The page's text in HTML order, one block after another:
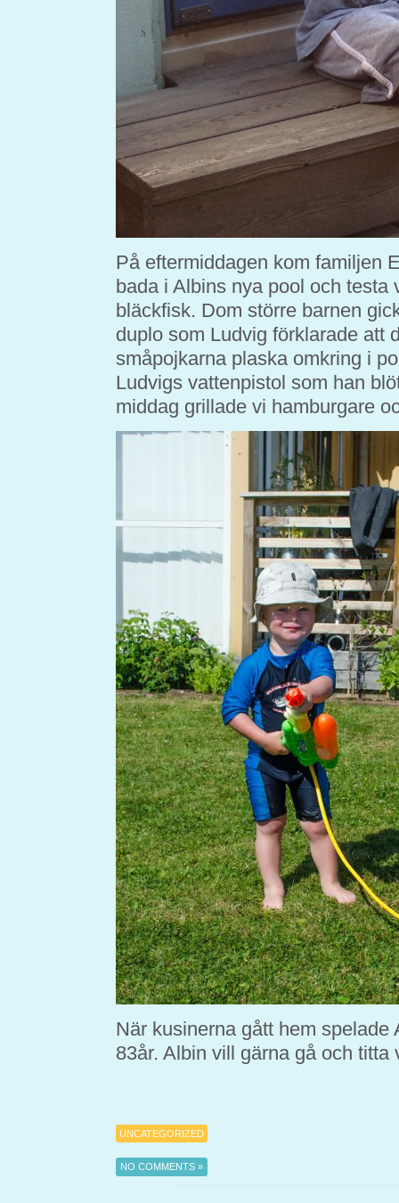
På eftermiddagen kom familjen
bada i Albins nya pool och testa
bläckfisk. Dom större barnen
duplo som Ludvig förklarade att
småpojkarna plaska omkring i
Ludvigs vattenpistol som han
middag grillade vi hamburgare
När kusinerna gått hem
83år. Albin vill gärna gå och titta
UNCATEGORIZED
NO COMMENTS »